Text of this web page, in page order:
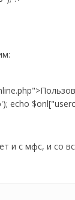
echo
и с мфс, и со